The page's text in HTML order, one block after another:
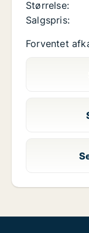
Størrelse:
Salgspris:
Forventet